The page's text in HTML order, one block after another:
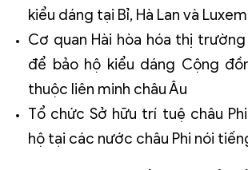
kiểu dáng tại Bỉ, Hà Lan và
Cơ quan Hài hòa hóa thị trường
để bảo hộ kiểu dáng Cộng
thuộc liên minh châu Âu
Tổ chức Sở hữu trí tuệ châu
hộ tại các nước châu Phi nói